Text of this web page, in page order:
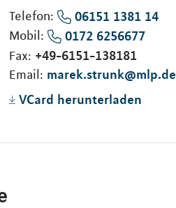
Telefon:
06151 1381 14
Mobil:
0172 6256677
Fax: +49-6151-138181
Email: marek.strunk@mlp.de
VCard herunterladen